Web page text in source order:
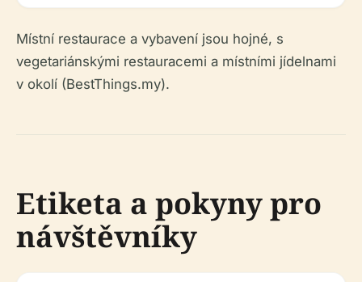
Místní restaurace a vybavení jsou hojné, s
vegetariánskými restauracemi a místními jídelnami
v okolí (BestThings.my).
Etiketa a pokyny pro
návštěvníky